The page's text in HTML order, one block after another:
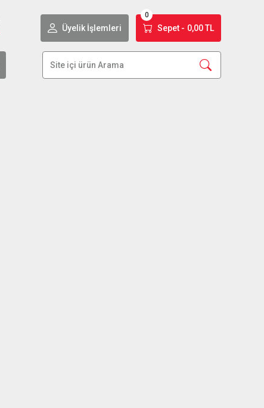
Üyelik İşlemleri Sepet -
0
0,00 TL